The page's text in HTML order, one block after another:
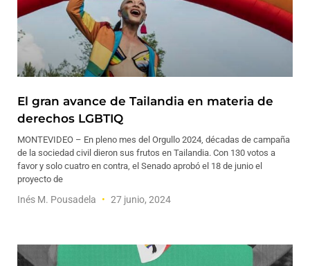
El gran avance de Tailandia en materia de
derechos LGBTIQ
MONTEVIDEO – En pleno mes del Orgullo 2024, décadas de campaña
de la sociedad civil dieron sus frutos en Tailandia. Con 130 votos a
favor y solo cuatro en contra, el Senado aprobó el 18 de junio el
proyecto de
Inés M. Pousadela 27 junio, 2024